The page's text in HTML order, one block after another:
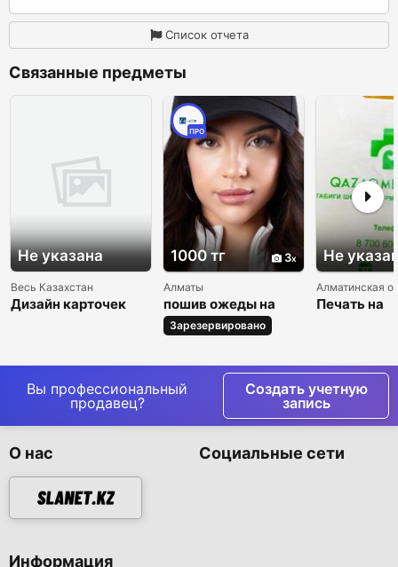
Список отчета
Связанные предметы
Не указана
Весь Казахстан
Дизайн карточек
1000 тг 3
ПРО
Алматы
пошив ожеды на
заказ в большом
количестве
Зарезервировано
Не
Алматинская
Печать на
Вы профессиональный
продавец?
Создать учетную
запись
О нас Социальные сети
Информация